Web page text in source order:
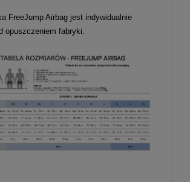
FreeJump Airbag jest indywidualnie
opuszczeniem fabryki.